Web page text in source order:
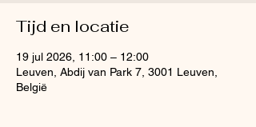
Tijd en locatie
19 jul 2026, 11:00 – 12:00
Leuven, Abdij van Park 7, 3001 Leuven,
België